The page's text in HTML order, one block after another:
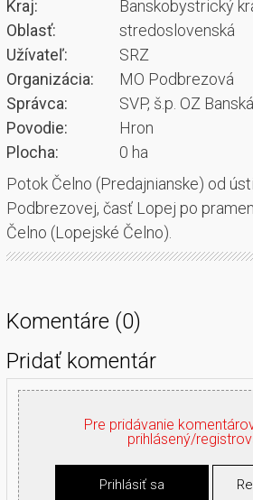
Kraj:
Banskobystrický
Oblasť:
stredoslovenská
Užívateľ:
SRZ
Organizácia:
MO Podbrezová
Správca:
SVP, š.p. OZ
Povodie:
Hron
Plocha:
0 ha
Potok Čelno (Predajnianske) od
Podbrezovej, časť Lopej po
Čelno (Lopejské Čelno).
Komentáre (0)
Pridať komentár
Pre pridávanie
prihlásený/
Prihlásiť sa